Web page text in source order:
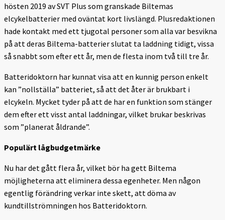
hösten 2019 av SVT Plus som granskade Biltemas
elcykelbatterier med oväntat kort livslängd. Plusredaktionen
hade kontakt med ett tjugotal personer som alla var besvikna
på att deras Biltema-batterier slutat ta laddning tidigt, vissa
så snabbt som efter ett år, men de flesta inom två till tre år.
Batteridoktorn har kunnat visa att en kunnig person enkelt
kan ”nollställa” batteriet, så att det åter är brukbart i
elcykeln. Mycket tyder på att de har en funktion som stänger
dem efter ett visst antal laddningar, vilket brukar beskrivas
som ”planerat åldrande”.
Populärt lågbudgetmärke
Nu har det gått flera år, vilket bör ha gett Biltema
möjligheterna att eliminera dessa egenheter. Men någon
egentlig förändring verkar inte skett, att döma av
kundtillströmningen hos Batteridoktorn.